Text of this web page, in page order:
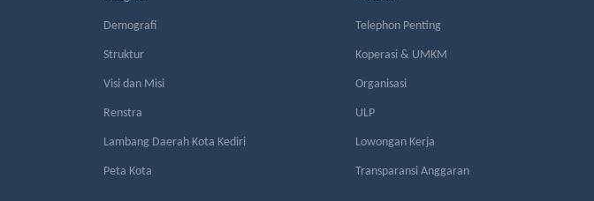
Demografi
Struktur
Visi dan Misi
Renstra
Lambang Daerah Kota Kediri
Peta Kota
Telephon Penting
Koperasi & UMKM
Organisasi
ULP
Lowongan Kerja
Transparansi Anggaran